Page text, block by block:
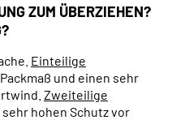
ZUM ÜBERZIEHEN?
Einteilige
und einen sehr
Zweiteilige
hohen Schutz vor